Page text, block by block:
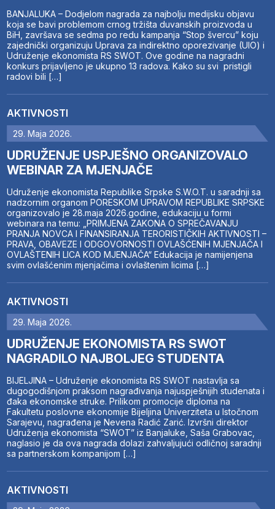
BANJALUKA – Dodjelom nagrada za najbolju medijsku objavu
koja se bavi problemom crnog tržišta duvanskih proizvoda u
BiH, završava se sedma po redu kampanja “Stop švercu” koju
zajednički organizuju Uprava za indirektno oporezivanje (UIO) i
Udruženje ekonomista RS SWOT. Ove godine na nagradni
konkurs prijavljeno je ukupno 13 radova. Kako su svi pristigli
radovi bili […]
AKTIVNOSTI
29. Maja 2026.
UDRUŽENJE USPJEŠNO ORGANIZOVALO
WEBINAR ZA MJENJAČE
Udruženje ekonomista Republike Srpske S.W.O.T. u saradnji sa
nadzornim organom PORESKOM UPRAVOM REPUBLIKE SRPSKE
organizovalo je 28.maja 2026.godine, edukaciju u formi
webinara na temu: „PRIMJENA ZAKONA O SPREČAVANJU
PRANJA NOVCA I FINANSIRANJA TERORISTIČKIH AKTIVNOSTI –
PRAVA, OBAVEZE I ODGOVORNOSTI OVLAŠĆENIH MJENJAČA I
OVLAŠTENIH LICA KOD MJENJAČA“ Edukacija je namijenjena
svim ovlašćenim mjenjačima i ovlaštenim licima […]
AKTIVNOSTI
29. Maja 2026.
UDRUŽENJE EKONOMISTA RS SWOT
NAGRADILO NAJBOLJEG STUDENTA
BIJELJINA – Udruženje ekonomista RS SWOT nastavlja sa
dugogodišnjom praksom nagrađivanja najuspješnijih studenata i
đaka ekonomske struke. Prilikom promocije diploma na
Fakultetu poslovne ekonomije Bijeljina Univerziteta u Istočnom
Sarajevu, nagrađena je Nevena Radić Zarić. Izvršni direktor
Udruženja ekonomista “SWOT” iz Banjaluke, Saša Grabovac,
naglasio je da ova nagrada dolazi zahvaljujući odličnoj saradnji
sa partnerskom kompanijom […]
AKTIVNOSTI